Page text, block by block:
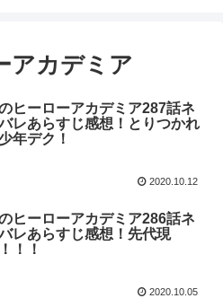
アカデミア
ヒーローアカデミア287話ネ
レあらすじ感想！とりつかれ
年デク！
2020.10.12
ヒーローアカデミア286話ネ
レあらすじ感想！先代現
！！
2020.10.05